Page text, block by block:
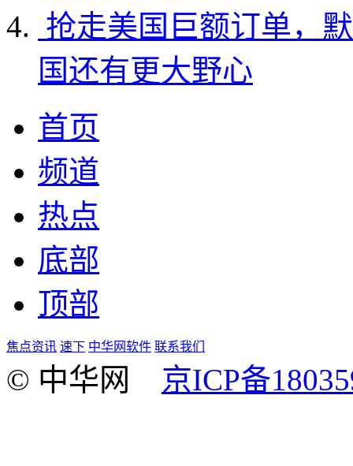
抢走美国巨额订单，
国还有更大野心
首页
频道
热点
底部
顶部
焦点资讯 速下 中华网软件 联系我们
© 中华网 京ICP备